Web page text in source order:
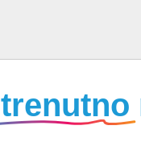
trenutno